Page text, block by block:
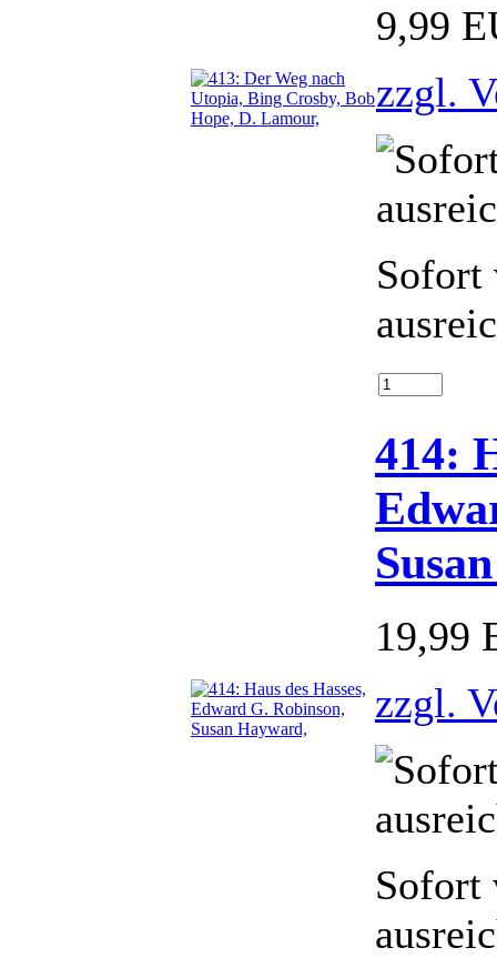
9,99
zzgl.
Sofort
414:
19,99
zzgl.
Sofort